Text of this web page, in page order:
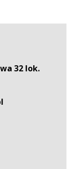
32 lok.